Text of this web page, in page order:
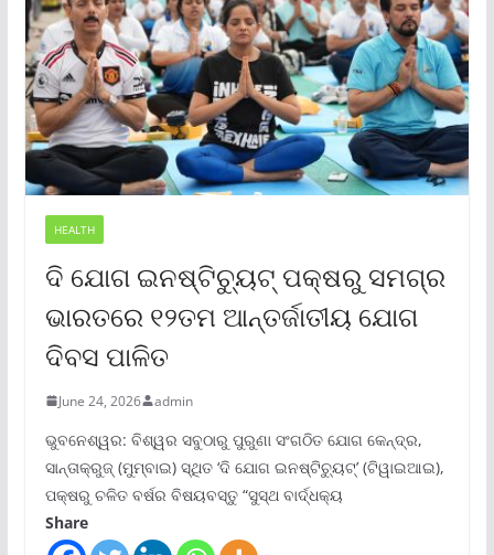
HEALTH
ଦି ଯୋଗ ଇନଷ୍ଟିଚ୍ୟୁଟ୍ ପକ୍ଷରୁ ସମଗ୍ର
ଭାରତରେ ୧୨ତମ ଆନ୍ତର୍ଜାତୀୟ ଯୋଗ
ଦିବସ ପାଳିତ
June 24, 2026 admin
ଭୁବନେଶ୍ୱର: ବିଶ୍ୱର ସବୁଠାରୁ ପୁରୁଣା ସଂଗଠିତ ଯୋଗ କେନ୍ଦ୍ର,
ସାନ୍ତାକ୍ରୁଜ୍ (ମୁମ୍ବାଇ) ସ୍ଥିତ ‘ଦି ଯୋଗ ଇନଷ୍ଟିଚ୍ୟୁଟ୍‌’ (ଟିୱାଇଆଇ),
ପକ୍ଷରୁ ଚଳିତ ବର୍ଷର ବିଷୟବସ୍ତୁ “ସୁସ୍ଥ ବାର୍ଦ୍ଧକ୍ୟ
Share